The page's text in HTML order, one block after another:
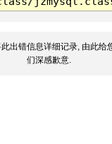
此出错信息详细记录, 由此给
们深感歉意.